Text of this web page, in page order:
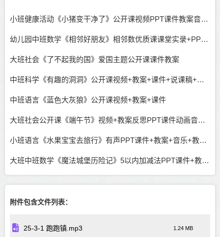
小班健康活动《小猪变干净了》公开课视频PPT课件教案音乐下载
幼儿园中班数学《相邻好朋友》相邻数优质课课堂实录+PPT课件教案反思
大班社会《了不起我的国》爱国主题公开课课件教案
中班科学《有趣的洞洞》公开课视频+教案+课件+说课稿+逐字稿
中班语言《蓝色大灰狼》公开课视频+教案+课件
大班社会公开课《端午节》视频+教案反思PPT课件动画音乐教具图
小班语言《水果宝宝去旅行》有声PPT课件+教案+音乐+教具图
大班中班数学《魔法城堡历险记》5以内加减法PPT课件+教案+希沃课件
附件包含文件列表：
25-3-1 跑跑镇.mp3 1.24 MB